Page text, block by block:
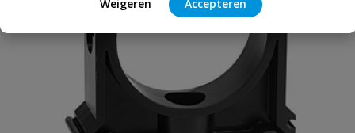
Weigeren Accepteren
Samenvatting
Beoordeling